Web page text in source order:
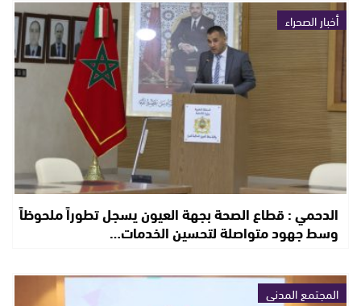
أخبار الصحراء
الدحمي : قطاع الصحة بجهة العيون يسجل تطوراً ملحوظاً
وسط جهود متواصلة لتحسين الخدمات…
المجتمع المدني